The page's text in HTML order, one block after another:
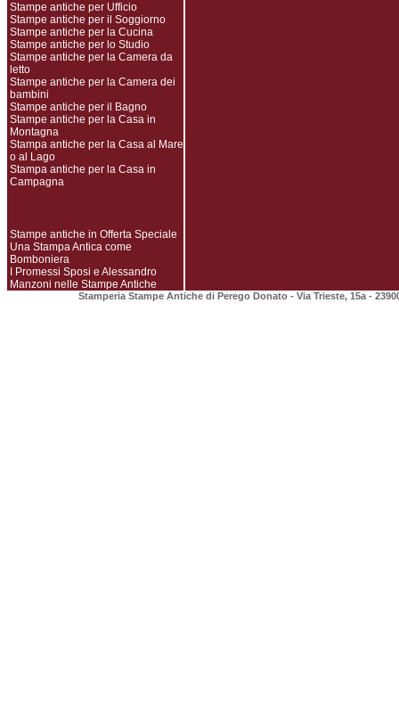
Stampe antiche per Ufficio
Stampe antiche per il Soggiorno
Stampe antiche per la Cucina
Stampe antiche per lo Studio
Stampe antiche per la Camera da
letto
Stampe antiche per la Camera dei
bambini
Stampe antiche per il Bagno
Stampe antiche per la Casa in
Montagna
Stampa antiche per la Casa al Mare
o al Lago
Stampa antiche per la Casa in
Campagna
Stampe antiche in Offerta Speciale
Una Stampa Antica come
Bomboniera
I Promessi Sposi e Alessandro
Manzoni nelle Stampe Antiche
Stamperia Stampe Antiche di Perego Donato - Via Trieste, 15a -